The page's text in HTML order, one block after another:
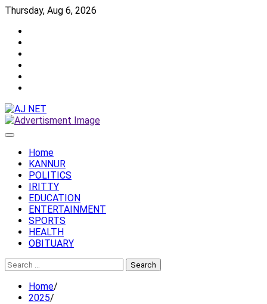
Skip
content
Thursday, Aug 6, 2026
Home
KANNUR
POLITICS
IRITTY
EDUCATION
ENTERTAINMENT
SPORTS
HEALTH
OBITUARY
Search
for:
Home
2025